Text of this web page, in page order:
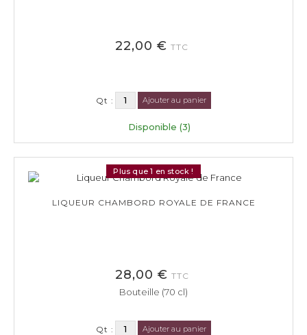
22,00 € TTC
Qt : Ajouter au panier
Disponible (3)
Plus que 1 en stock !
LIQUEUR CHAMBORD ROYALE DE FRANCE
28,00 € TTC
Bouteille (70 cl)
Qt : Ajouter au panier